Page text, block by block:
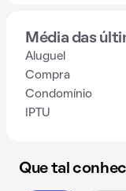
Média das
Aluguel
Compra
Condomínio
IPTU
Que tal